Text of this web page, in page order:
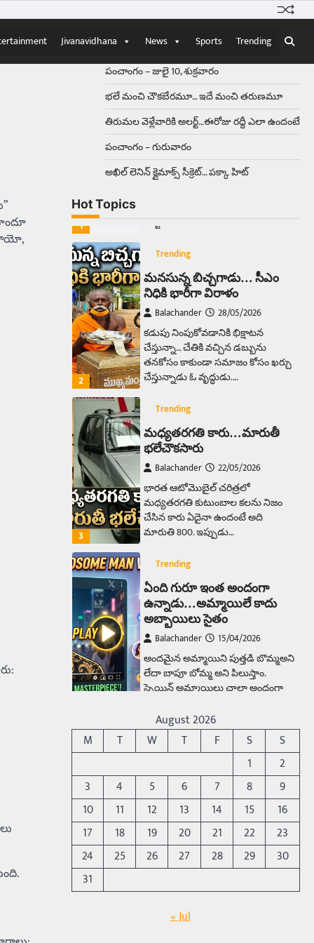
Jivanavidhana News Sports Trending
పంచాంగం – జులై 10, శుక్రవారం
భలే మంచి చౌకబేరమూ… ఇదే మంచి తరుణమూ
తిరుమల వెళ్లేవారికి అలర్ట్‌…ఈరోజు రద్దీ ఎలా ఉందంటే
పంచాంగం – గురువారం
అఖిల్‌ లెనిన్ క్లైమాక్స్‌ సీక్రెట్‌… పక్కా హిట్‌
Hot Topics
Balachander 15/04/2026
ఉత్తర ప్రదేశ్‌లోని ఝాన్సీ జిల్లాలో ఒక
వింతైన రోడ్డు ప్రమాదం చోటుచేసుకుంది.
వేల సంఖ్యలో బీరు…
1
Trending
అక్కడ ఆదివారం బట్టలు
ఉతికితే…జైలుకే
Balachander
13/06/2026
ఆదివారం వచ్చిందంటే చాలు
‘బట్టలు ఉతకడం’. వారం…
2
Trending
మనసున్న బిచ్చగాడు… సీఎం
నిధికి భారీగా విరాళం
Balachander
28/05/2026
కడుపు నింపుకోవడానికి భిక్షాటన
చేస్తున్నా… చేతికి వచ్చిన డబ్బును
తనకోసం కాకుండా సమాజం కోసం ఖర్చు
చేస్తున్నాడు ఓ వృద్ధుడు.…
3
Trending
మధ్యతరగతి కారు…మారుతీ
భలేచౌకసారు
Balachander
22/05/2026
భారత ఆటోమొబైల్ చరిత్రలో
మధ్యతరగతి కుటుంబాల కలను నిజం
చేసిన కారు ఏదైనా ఉందంటే అది
మారుతి 800. ఇప్పుడు…
Trending
ఏంది గురూ ఇంత అందంగా
ఉన్నాడు…అమ్మాయిలే కాదు
అబ్బాయిలు సైతం
Balachander
15/04/2026
అందమైన అమ్మాయిని పుత్తడి బొమ్మఅని
లేదా బాపూ బోమ్మ అని పిలుస్తాం.
స్పెయిన్‌ అమ్మాయిలు చాలా అందంగా
5
Trending
రోడ్డుపై ఏరులై పారిన బీర్లు…
ఘాటుతో మండుతున్న నోర్లు
Balachander
15/04/2026
ఉత్తర ప్రదేశ్‌లోని ఝాన్సీ జిల్లాలో ఒక
వింతైన రోడ్డు ప్రమాదం చోటుచేసుకుంది.
ఝాన్సీ–కాన్పూర్ జాతీయ రహదారిపై
వేల సంఖ్యలో బీరు…
Trending
అక్కడ ఆదివారం బట్టలు
August 2026
M
T W T F S
S
1
2
3
4 5 6 7 8
9
10
11 12 13 14 15
16
17
18 19 20 21 22
23
24
25 26 27 28 29
30
31
« Jul